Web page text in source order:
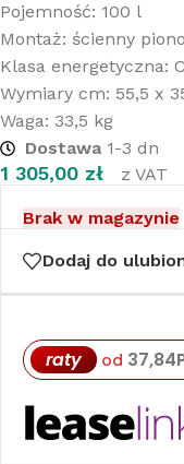
Pojemność: 100 l
Montaż: ścienny
Klasa energetyczna: C
Wymiary cm: 55,5 x
Waga: 33,5 kg
Dostawa1-3 dn
1 305,00 zł z VAT
Brak w magazynie
Dodaj do
raty od 37,84